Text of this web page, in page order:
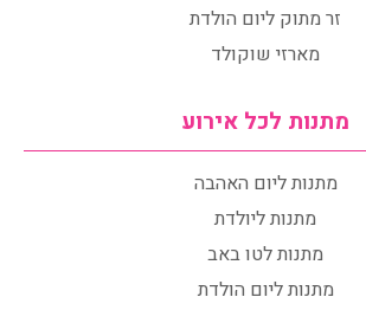
זר מתוק ליום הולדת
מארזי שוקולד
מתנות לכל אירוע
מתנות ליום האהבה
מתנות ליולדת
מתנות לטו באב
מתנות ליום הולדת